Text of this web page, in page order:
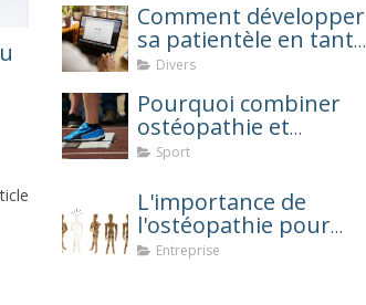
Comment développer
sa patientèle en tant
qu'ostéopathe ?
Divers
Pourquoi combiner
ostéopathie et
coaching sportif
Sport
L'importance de
l'ostéopathie pour
réduire l'absentéisme
Entreprise